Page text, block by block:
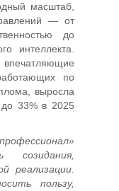
масштаб,
— от
до
интеллекта.
по
выросла
33% в 2025
реализации.
пользу,